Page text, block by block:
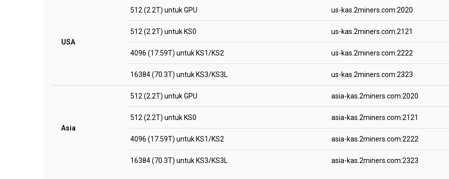
USA
512 (2.2T) untuk GPU us-kas.2miners.com:2020
512 (2.2T) untuk KS0 us-kas.2miners.com:2121
4096 (17.59T) untuk KS1/KS2 us-kas.2miners.com:2222
16384 (70.3T) untuk KS3/KS3L us-kas.2miners.com:2323
Asia
512 (2.2T) untuk GPU asia-kas.2miners.com:2020
512 (2.2T) untuk KS0 asia-kas.2miners.com:2121
4096 (17.59T) untuk KS1/KS2 asia-kas.2miners.com:2222
16384 (70.3T) untuk KS3/KS3L asia-kas.2miners.com:2323